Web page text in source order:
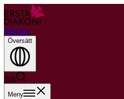
Stöd oss
Översätt
Sök
Meny